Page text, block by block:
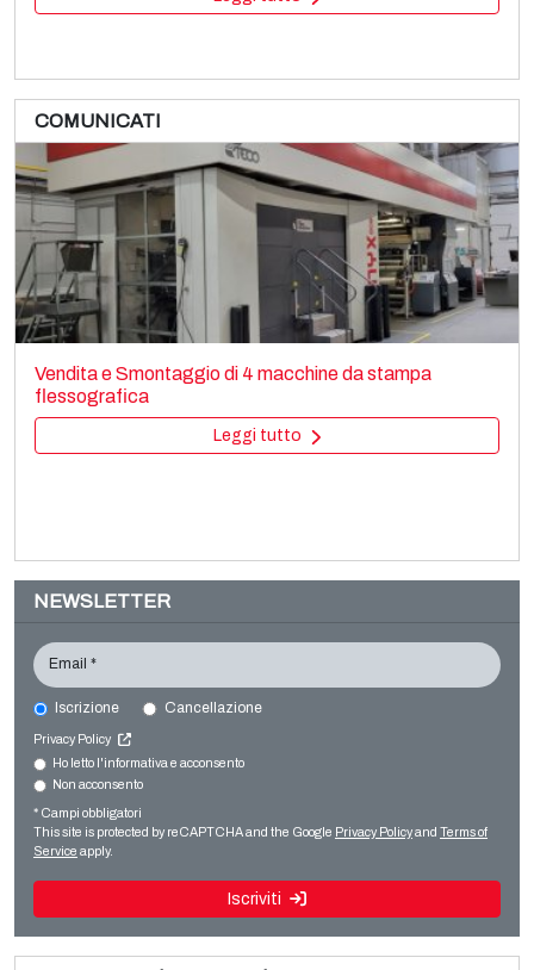
SML CAST COEX 5
Film extrusion lines
Cast film
Leggi tutto
Printing machines
Flexo stack
Leggi tutto
COMUNICATI
Vendita e Smontaggio di 4 macchine da stampa
flessografica
Leggi tutto
Vendita e smontaggio linea usata per BOPP Brückner 3
strati
NEWSLETTER
Email *
Iscrizione Cancellazione
Privacy Policy
Ho letto l'informativa e acconsento
Non acconsento
* Campi obbligatori
This site is protected by reCAPTCHA and the Google Privacy Policyand
Terms of
Service apply.
Iscriviti